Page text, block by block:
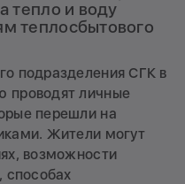
тепло и воду
теплосбытового
подразделения СГК в
проводят личные
перешли на
Жители могут
возможности
способах